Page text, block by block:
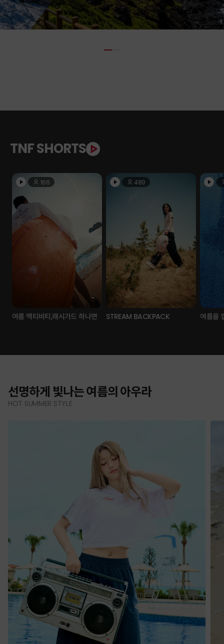
TNF SHORTS
166
여름 액티비티,래시가드 하나면
489
STREAM BACKPACK 여름을
선명하게 빛나는 여름의 아우라
HOT SUMMER STYLE